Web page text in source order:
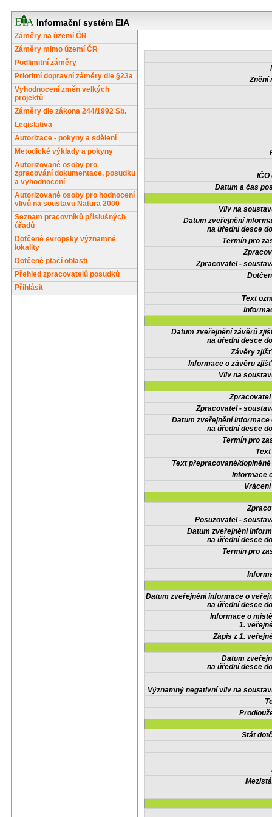
Informační systém EIA
Záměry na území ČR
Záměry mimo území ČR
Podlimitní záměry
Prioritní dopravní záměry dle §23a
Vyhodnocení změn velkých
projektů
Záměry dle zákona 244/1992 Sb.
Legislativa
Autorizace - pokyny a sdělení
Metodické výklady a pokyny
Autorizované osoby pro
zpracování dokumentace, posudku
a vyhodnocení
Autorizované osoby pro hodnocení
vlivů na soustavu Natura 2000
Seznam pracovníků příslušných
úřadů
Dotčené evropsky významné
lokality
Dotčené ptačí oblasti
Přehled zpracovatelů posudků
Přihlásit
Znění
IČO
Datum a čas
Vliv na
Datum zveřejnění
na úřední desce
Termín pro
Zpracovatel -
Text
Datum zveřejnění závěrů
na úřední desce
Závěry
Informace o závěru
Vliv na
Zpracovatel -
Datum zveřejnění informace
na úřední desce
Termín pro
Text přepracované/
Informace
Posuzovatel -
Datum zveřejnění
na úřední desce
Termín pro
Datum zveřejnění informace o
na úřední desce
Informace o
1.
Zápis z 1.
Datum
na úřední desce
Významný negativní vliv na
Stát